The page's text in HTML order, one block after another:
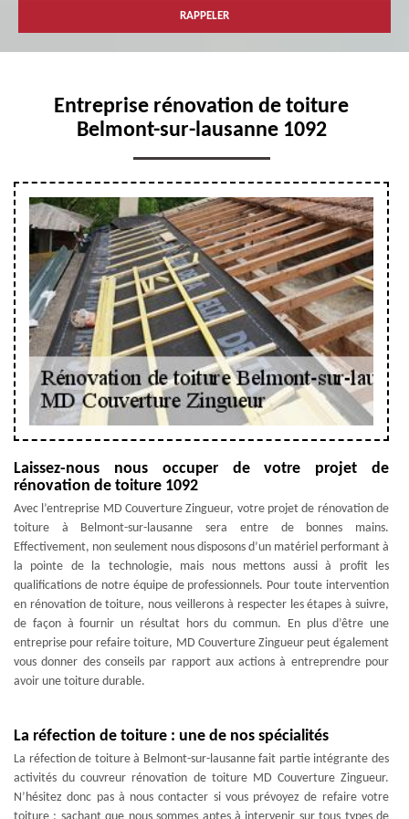
Entreprise rénovation de toiture
Belmont-sur-lausanne 1092
Laissez-nous nous occuper de votre projet de
rénovation de toiture 1092
Avec l’entreprise MD Couverture Zingueur, votre projet de rénovation de
toiture à Belmont-sur-lausanne sera entre de bonnes mains.
Effectivement, non seulement nous disposons d’un matériel performant à
la pointe de la technologie, mais nous mettons aussi à profit les
qualifications de notre équipe de professionnels. Pour toute intervention
en rénovation de toiture, nous veillerons à respecter les étapes à suivre,
de façon à fournir un résultat hors du commun. En plus d’être une
entreprise pour refaire toiture, MD Couverture Zingueur peut également
vous donner des conseils par rapport aux actions à entreprendre pour
avoir une toiture durable.
La réfection de toiture : une de nos spécialités
La réfection de toiture à Belmont-sur-lausanne fait partie intégrante des
activités du couvreur rénovation de toiture MD Couverture Zingueur.
N’hésitez donc pas à nous contacter si vous prévoyez de refaire votre